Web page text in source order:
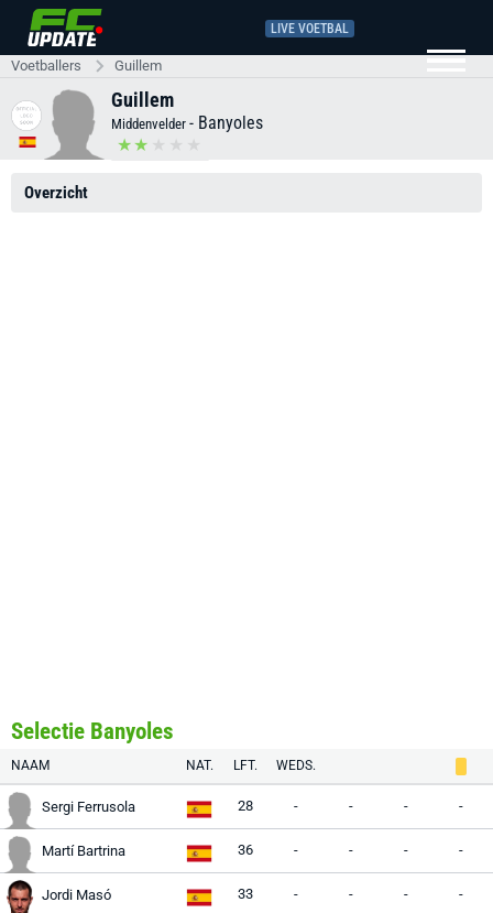
LIVE VOETBAL
Voetballers Guillem
Guillem
Middenvelder - Banyoles
Overzicht
Selectie Banyoles
NAAM NAT. LFT. WEDS.
Sergi Ferrusola 28 - - - -
Martí Bartrina 36 - - - -
Jordi Masó 33 - - - -